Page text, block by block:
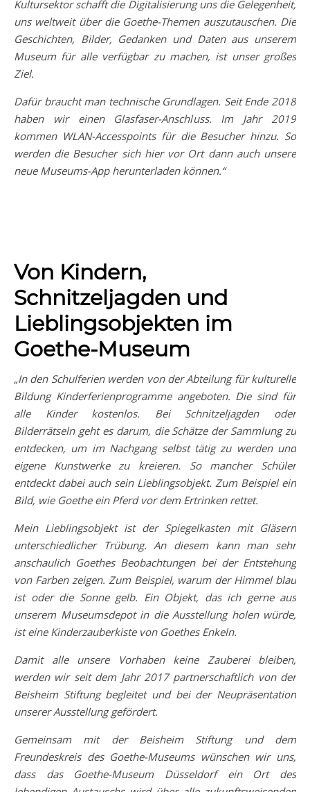
Kultursektor schafft die Digitalisierung uns die Gelegenheit,
uns weltweit über die Goethe-Themen auszutauschen. Die
Geschichten, Bilder, Gedanken und Daten aus unserem
Museum für alle verfügbar zu machen, ist unser großes
Ziel.
Dafür braucht man technische Grundlagen. Seit Ende 2018
haben wir einen Glasfaser-Anschluss. Im Jahr 2019
kommen WLAN-Accesspoints für die Besucher hinzu. So
werden die Besucher sich hier vor Ort dann auch unsere
neue Museums-App herunterladen können.“
Von Kindern,
Schnitzeljagden und
Lieblingsobjekten im
Goethe-Museum
„In den Schulferien werden von der Abteilung für kulturelle
Bildung Kinderferienprogramme angeboten. Die sind für
alle Kinder kostenlos. Bei Schnitzeljagden oder
Bilderrätseln geht es darum, die Schätze der Sammlung zu
entdecken, um im Nachgang selbst tätig zu werden und
eigene Kunstwerke zu kreieren. So mancher Schüler
entdeckt dabei auch sein Lieblingsobjekt. Zum Beispiel ein
Bild, wie Goethe ein Pferd vor dem Ertrinken rettet.
Mein Lieblingsobjekt ist der Spiegelkasten mit Gläsern
unterschiedlicher Trübung. An diesem kann man sehr
anschaulich Goethes Beobachtungen bei der Entstehung
von Farben zeigen. Zum Beispiel, warum der Himmel blau
ist oder die Sonne gelb. Ein Objekt, das ich gerne aus
unserem Museumsdepot in die Ausstellung holen würde,
ist eine Kinderzauberkiste von Goethes Enkeln.
Damit alle unsere Vorhaben keine Zauberei bleiben,
werden wir seit dem Jahr 2017 partnerschaftlich von der
Beisheim Stiftung begleitet und bei der Neupräsentation
unserer Ausstellung gefördert.
Gemeinsam mit der Beisheim Stiftung und dem
Freundeskreis des Goethe-Museums wünschen wir uns,
dass das Goethe-Museum Düsseldorf ein Ort des